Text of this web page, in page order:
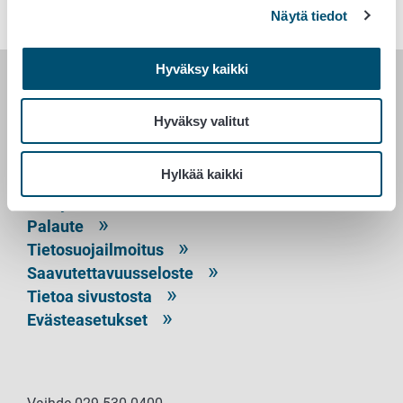
Näytä tiedot
Hyväksy kaikki
Hyväksy valitut
Hylkää kaikki
RUOKAVIRASTO
PL 100
Yhteystiedot
Palaute
Tietosuojailmoitus
Saavutettavuusseloste
Tietoa sivustosta
Evästeasetukset